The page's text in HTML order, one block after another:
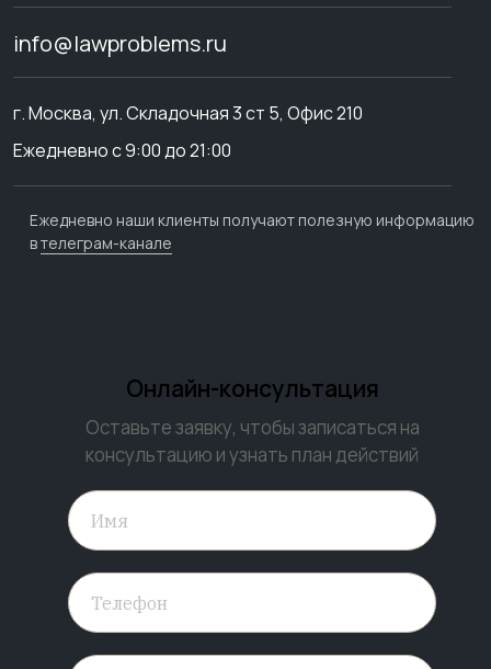
info@lawproblems.ru
г. Москва, ул. Складочная 3 ст 5, Офис 210
Ежедневно с 9:00 до 21:00
Ежедневно наши клиенты получают полезную информацию
втелеграм-канале
Онлайн-консультация
Оставьте заявку, чтобы записаться на
консультацию и узнать план действий